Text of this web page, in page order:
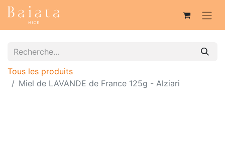
Tous les produits
Miel de LAVANDE de France 125g - Alziari